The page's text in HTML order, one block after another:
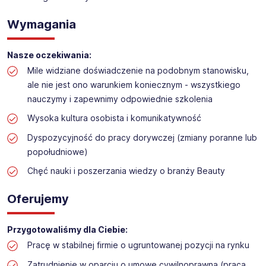
Lokalizacja: USTROŃ
Wymagania
Nasze oczekiwania:
Mile widziane doświadczenie na podobnym stanowisku,
ale nie jest ono warunkiem koniecznym - wszystkiego
nauczymy i zapewnimy odpowiednie szkolenia
Wysoka kultura osobista i komunikatywność
Dyspozycyjność do pracy dorywczej (zmiany poranne lub
popołudniowe)
Chęć nauki i poszerzania wiedzy o branży Beauty
Oferujemy
Przygotowaliśmy dla Ciebie:
Pracę w stabilnej firmie o ugruntowanej pozycji na rynku